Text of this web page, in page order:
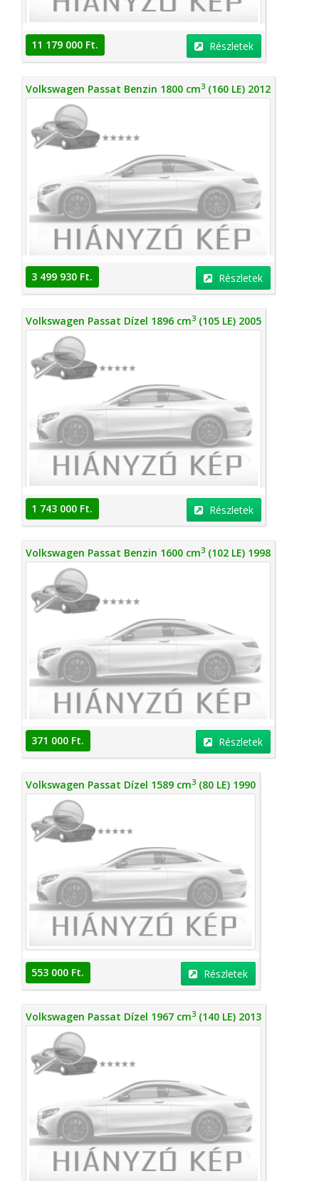
11 179 000 Ft. Részletek
Volkswagen Passat Benzin 1800 cm3 (160 LE) 2012
3 499 930 Ft. Részletek
Volkswagen Passat Dízel 1896 cm3 (105 LE) 2005
1 743 000 Ft. Részletek
Volkswagen Passat Benzin 1600 cm3 (102 LE) 1998
371 000 Ft. Részletek
Volkswagen Passat Dízel 1589 cm3 (80 LE) 1990
553 000 Ft. Részletek
Volkswagen Passat Dízel 1967 cm3 (140 LE) 2013